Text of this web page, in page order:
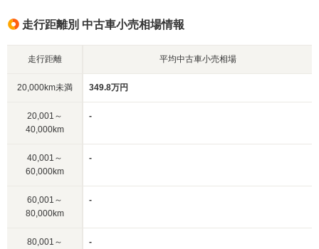
走行距離別 中古車小売相場情報
走行距離 平均中古車小売相場
20,000km未満 349.8万円
20,001～
40,000km
-
40,001～
60,000km
-
60,001～
80,000km
-
80,001～
-